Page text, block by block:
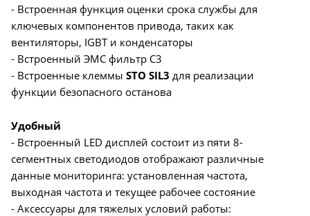
- Встроенная функция оценки срока службы для
ключевых компонентов привода, таких как
вентиляторы, IGBT и конденсаторы
- Встроенный ЭМС фильтр С3
- Встроенные клеммы STO SIL3 для реализации
функции безопасного останова
Удобный
- Встроенный LED дисплей состоит из пяти 8-
сегментных светодиодов отображают различные
данные мониторинга: установленная частота,
выходная частота и текущее рабочее состояние
- Аксессуары для тяжелых условий работы: